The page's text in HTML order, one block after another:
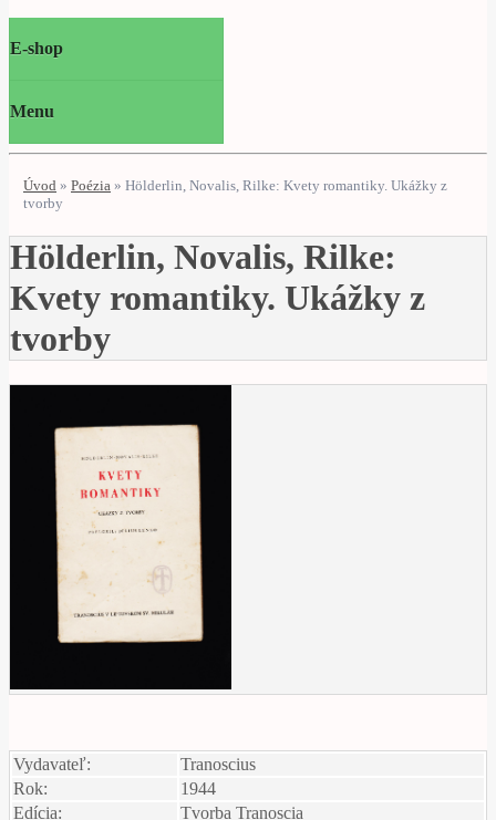
E-shop
Menu
Úvod » Poézia » Hölderlin, Novalis, Rilke: Kvety romantiky. Ukážky z
tvorby
Hölderlin, Novalis, Rilke:
Kvety romantiky. Ukážky z
tvorby
Vydavateľ:
Tranoscius
Rok:
1944
Edícia:
Tvorba Tranoscia